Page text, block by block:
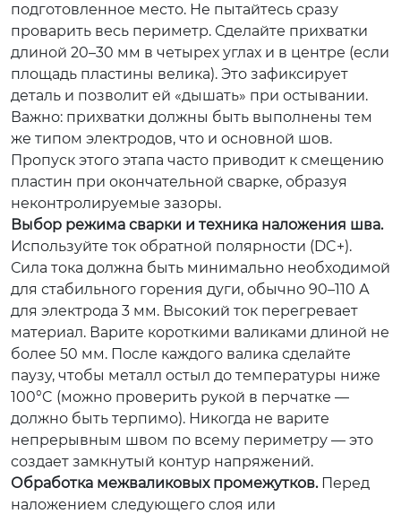
подготовленное место. Не пытайтесь сразу
проварить весь периметр. Сделайте прихватки
длиной 20–30 мм в четырех углах и в центре (если
площадь пластины велика). Это зафиксирует
деталь и позволит ей «дышать» при остывании.
Важно: прихватки должны быть выполнены тем
же типом электродов, что и основной шов.
Пропуск этого этапа часто приводит к смещению
пластин при окончательной сварке, образуя
неконтролируемые зазоры.
Выбор режима сварки и техника наложения шва.
Используйте ток обратной полярности (DC+).
Сила тока должна быть минимально необходимой
для стабильного горения дуги, обычно 90–110 А
для электрода 3 мм. Высокий ток перегревает
материал. Варите короткими валиками длиной не
более 50 мм. После каждого валика сделайте
паузу, чтобы металл остыл до температуры ниже
100°C (можно проверить рукой в перчатке —
должно быть терпимо). Никогда не варите
непрерывным швом по всему периметру — это
создает замкнутый контур напряжений.
Обработка межваликовых промежутков.Перед
наложением следующего слоя или